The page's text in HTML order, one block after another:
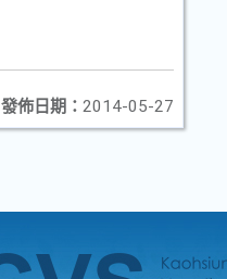
發佈日期： 2014-05-27